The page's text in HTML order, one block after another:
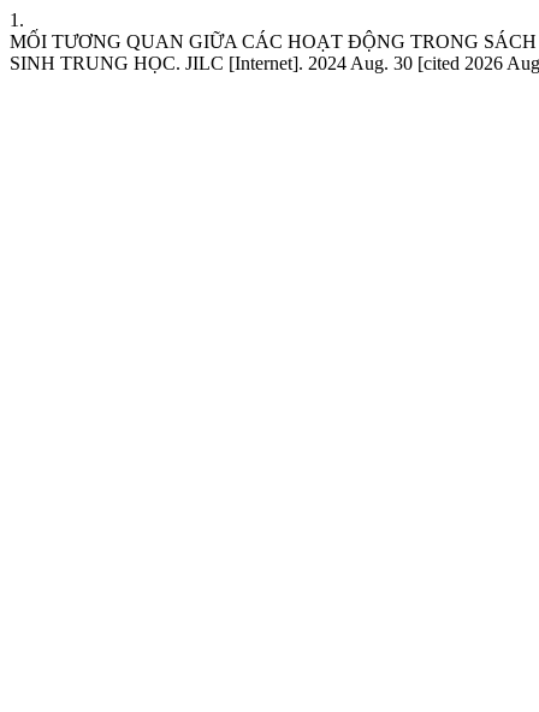
1.
MỐI TƯƠNG QUAN GIỮA CÁC HOẠT ĐỘNG TRONG
SINH TRUNG HỌC. JILC [Internet]. 2024 Aug. 30 [cited 2026